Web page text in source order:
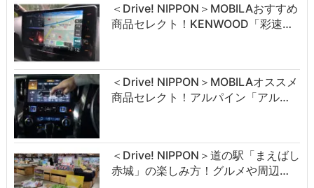
＜Drive! NIPPON＞MOBILAおすすめ
商品セレクト！KENWOOD「彩速…
＜Drive! NIPPON＞MOBILAオススメ
商品セレクト！アルパイン「アル…
＜Drive! NIPPON＞道の駅「まえばし
赤城」の楽しみ方！グルメや周辺…